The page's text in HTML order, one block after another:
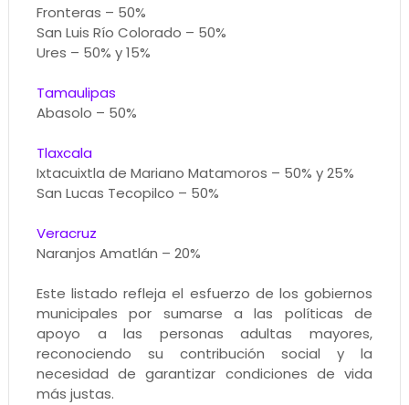
Fronteras – 50%
San Luis Río Colorado – 50%
Ures – 50% y 15%
Tamaulipas
Abasolo – 50%
Tlaxcala
Ixtacuixtla de Mariano Matamoros – 50% y 25%
San Lucas Tecopilco – 50%
Veracruz
Naranjos Amatlán – 20%
Este listado refleja el esfuerzo de los gobiernos
municipales por sumarse a las políticas de
apoyo a las personas adultas mayores,
reconociendo su contribución social y la
necesidad de garantizar condiciones de vida
más justas.